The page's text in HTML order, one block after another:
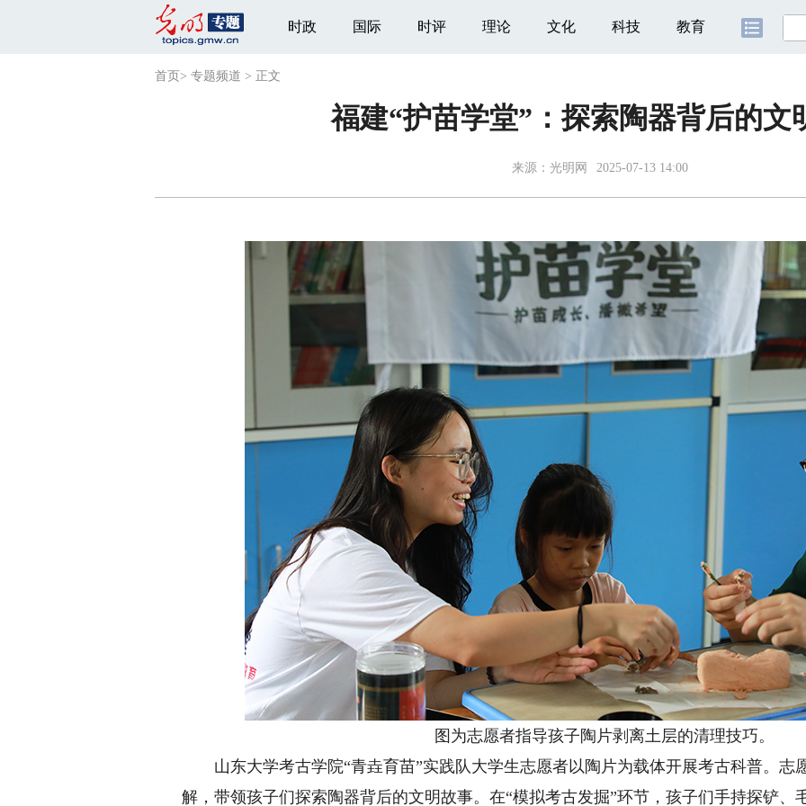
时政 国际 时评 理论 文化 科技 教育
首页 > 专题频道 > 正文
福建“护苗学堂”：探索陶器背后的文
来源： 光明网 2025-07-13 14:00
图为志愿者指导孩子陶片剥离土层的清理技巧。
山东大学考古学院“青垚育苗”实践队大学生志愿者以陶片为载体开展考古科普。志
解，带领孩子们探索陶器背后的文明故事。在“模拟考古发掘”环节，孩子们手持探铲、